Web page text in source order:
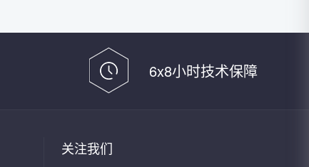
6x8小时技术保障
关注我们